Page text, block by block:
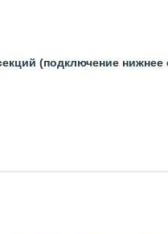
(подключение нижнее